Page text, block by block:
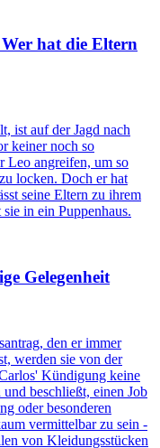
hat die Eltern
ist auf der Jagd nach
keiner noch so
Leo angreifen, um so
locken. Doch er hat
seine Eltern zu ihrem
in ein Puppenhaus.
Gelegenheit
den er immer
werden sie von der
Kündigung keine
beschließt, einen Job
oder besonderen
vermittelbar zu sein -
von Kleidungsstücken